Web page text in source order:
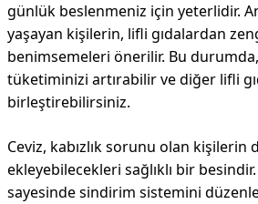
günlük beslenmeniz için yeterlidir.
yaşayan kişilerin, lifli gıdalardan
benimsemeleri önerilir. Bu
tüketiminizi artırabilir ve diğer lifli
birleştirebilirsiniz.
Ceviz, kabızlık sorunu olan kişilerin
ekleyebilecekleri sağlıklı bir
sayesinde sindirim sistemini